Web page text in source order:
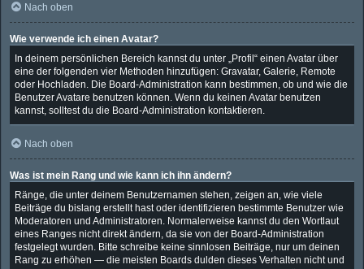
Nach oben
Wie verwende ich einen Avatar?
In deinem persönlichen Bereich kannst du unter „Profil“ einen Avatar über
eine der folgenden vier Methoden hinzufügen: Gravatar, Galerie, Remote
oder Hochladen. Die Board-Administration kann bestimmen, ob und wie die
Benutzer Avatare benutzen können. Wenn du keinen Avatar benutzen
kannst, solltest du die Board-Administration kontaktieren.
Nach oben
Was ist mein Rang und wie kann ich ihn ändern?
Ränge, die unter deinem Benutzernamen stehen, zeigen an, wie viele
Beiträge du bislang erstellt hast oder identifizieren bestimmte Benutzer wie
Moderatoren und Administratoren. Normalerweise kannst du den Wortlaut
eines Ranges nicht direkt ändern, da sie von der Board-Administration
festgelegt wurden. Bitte schreibe keine sinnlosen Beiträge, nur um deinen
Rang zu erhöhen — die meisten Boards dulden dieses Verhalten nicht und